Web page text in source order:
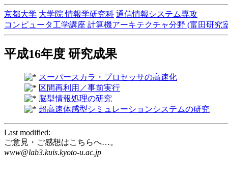
京都大学 大学院 情報学研究科 通信情報システム専攻
コンピュータ工学講座 計算機アーキテクチャ分野 (富田研究
平成16年度 研究成果
スーパースカラ・プロセッサの高速化
区間再利用／事前実行
脳型情報処理の研究
超高速体感型シミュレーションシステムの研究
Last modified:
ご意見・ご感想はこちらへ…。
www@lab3.kuis.kyoto-u.ac.jp